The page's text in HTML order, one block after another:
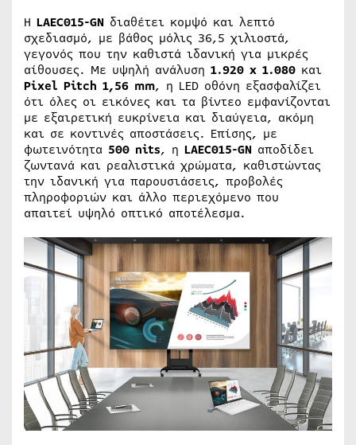
Η LAEC015-GN διαθέτει κομψό και λεπτό
σχεδιασμό, με βάθος μόλις 36,5 χιλιοστά,
γεγονός που την καθιστά ιδανική για μικρές
αίθουσες. Με υψηλή ανάλυση 1.920 x 1.080 και
Pixel Pitch 1,56 mm, η LED οθόνη εξασφαλίζει
ότι όλες οι εικόνες και τα βίντεο εμφανίζονται
με εξαιρετική ευκρίνεια και διαύγεια, ακόμη
και σε κοντινές αποστάσεις. Επίσης, με
φωτεινότητα 500 nits, η LAEC015-GN αποδίδει
ζωντανά και ρεαλιστικά χρώματα, καθιστώντας
την ιδανική για παρουσιάσεις, προβολές
πληροφοριών και άλλο περιεχόμενο που
απαιτεί υψηλό οπτικό αποτέλεσμα.